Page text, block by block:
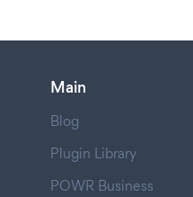
Main
Blog
Plugin Library
POWR Business